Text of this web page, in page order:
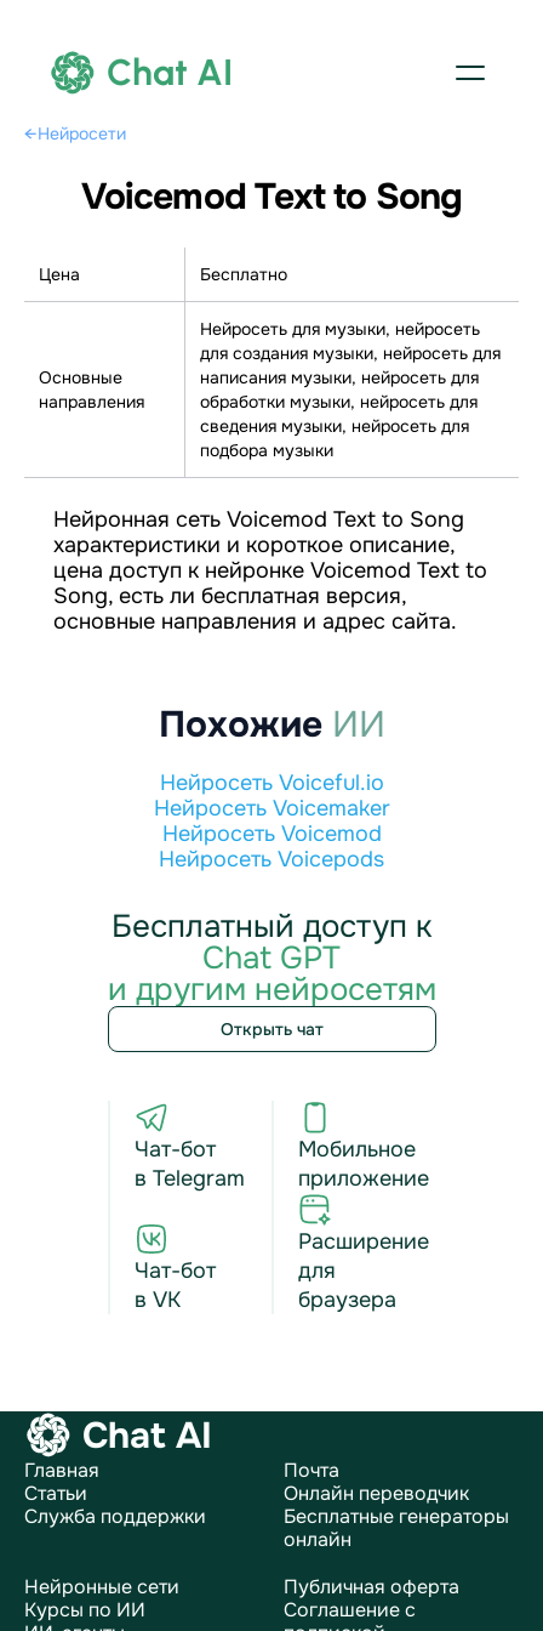
Chat AI
←Нейросети
Voicemod Text to Song
Цена Бесплатно
Основные
направления
Нейросеть для музыки, нейросеть
для создания музыки, нейросеть для
написания музыки, нейросеть для
обработки музыки, нейросеть для
сведения музыки, нейросеть для
подбора музыки
Нейронная сеть Voicemod Text to Song
характеристики и короткое описание,
цена доступ к нейронке Voicemod Text to
Song, есть ли бесплатная версия,
основные направления и адрес сайта.
Похожие ИИ
Нейросеть Voiceful.io
Нейросеть Voicemaker
Нейросеть Voicemod
Нейросеть Voicepods
Бесплатный доступ к
Chat GPT
и другим нейросетям
Открыть чат
Чат-бот
в Telegram
Чат-бот
в VK
Мобильное
приложение
Расширение
для
браузера
Chat AI
Главная
Статьи
Служба поддержки
Почта
Онлайн переводчик
Бесплатные генераторы
онлайн
Нейронные сети
Курсы по ИИ
Публичная оферта
Соглашение с